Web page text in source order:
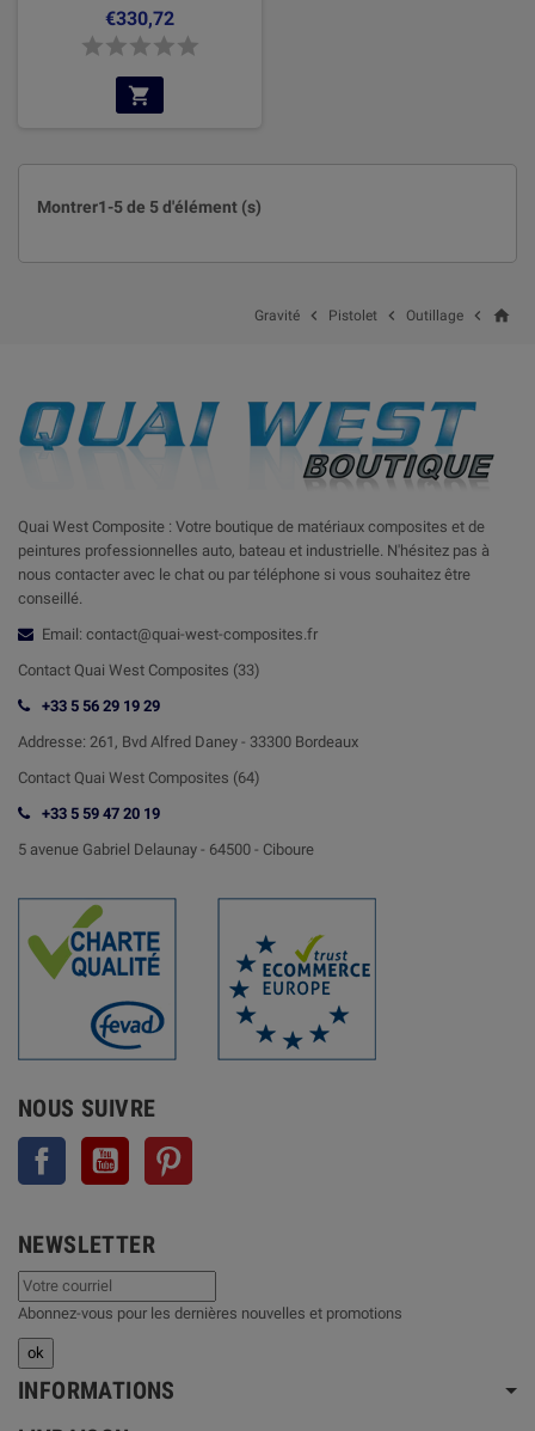
€330,72
Montrer1-5 de 5 d'élément (s)
home

Outillage

Pistolet

Gravité
Quai West Composite : Votre boutique de matériaux composites et de
peintures professionnelles auto, bateau et industrielle. N'hésitez pas à
nous contacter avec le chat ou par téléphone si vous souhaitez être
conseillé.
Email: contact@quai-west-composites.fr
Contact Quai West Composites (33)
+33 5 56 29 19 29
Addresse: 261, Bvd Alfred Daney - 33300 Bordeaux
Contact Quai West Composites (64)
+33 5 59 47 20 19
5 avenue Gabriel Delaunay - 64500 - Ciboure
NOUS SUIVRE
Facebook YouTube
NEWSLETTER
Abonnez-vous pour les dernières nouvelles et promotions
INFORMATIONS